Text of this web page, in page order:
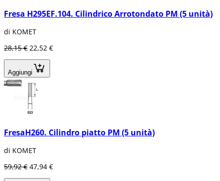
Fresa H295EF.104. Cilindrico Arrotondato PM (5 unità)
di KOMET
28,15 € 22,52 €
Aggiungi
FresaH260. Cilindro piatto PM (5 unità)
di KOMET
59,92 € 47,94 €